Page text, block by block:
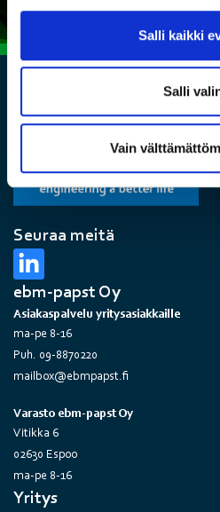
Salli kaikki
Salli
Vain
Seuraa meitä
ebm-papst Oy
Asiakaspalvelu yritysasiakkaille
ma-pe 8-16
Puh. 09-8870220
mailbox@ebmpapst.fi
Varasto ebm-papst Oy
Vitikka 6
02630 Espoo
ma-pe 8-16
Yritys